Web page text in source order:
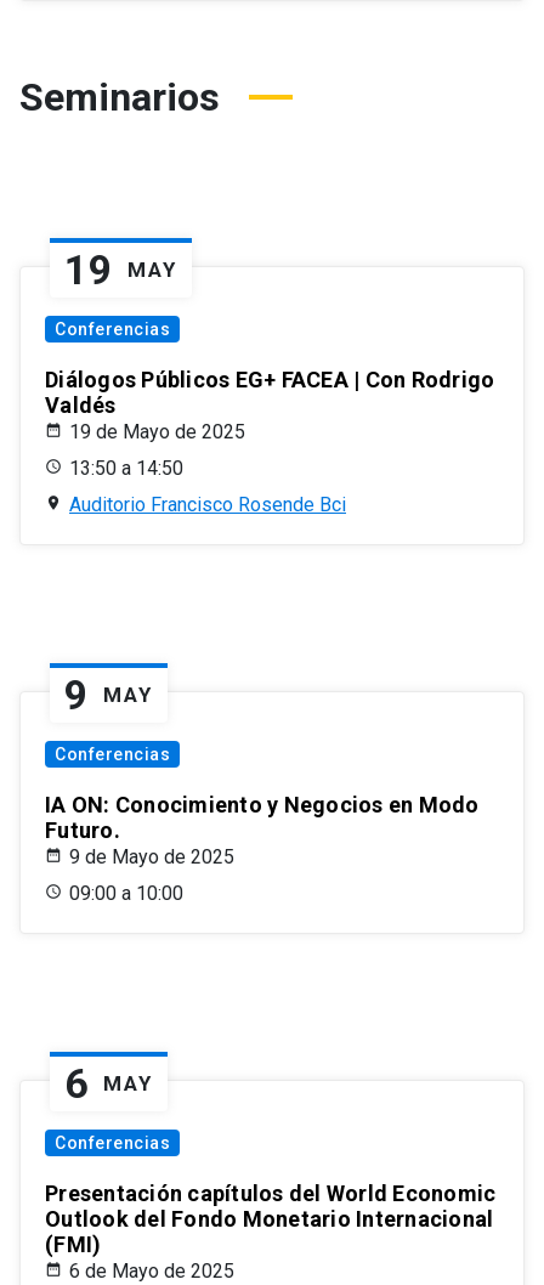
Seminarios
19 MAY
Conferencias
Diálogos Públicos EG+ FACEA | Con Rodrigo
Valdés
19 de Mayo de 2025
13:50 a 14:50
Auditorio Francisco Rosende Bci
9 MAY
Conferencias
IA ON: Conocimiento y Negocios en Modo
Futuro.
9 de Mayo de 2025
09:00 a 10:00
6 MAY
Conferencias
Presentación capítulos del World Economic
Outlook del Fondo Monetario Internacional
(FMI)
6 de Mayo de 2025